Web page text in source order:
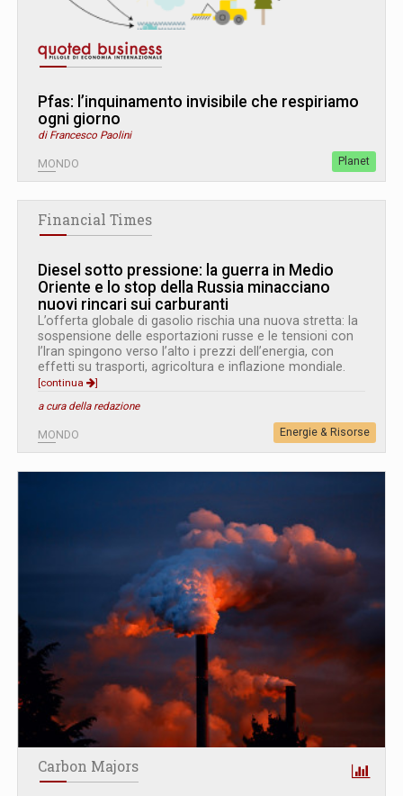
Pfas: l’inquinamento invisibile che respiriamo
ogni giorno
di Francesco Paolini
MONDO Planet
Financial Times
Diesel sotto pressione: la guerra in Medio
Oriente e lo stop della Russia minacciano
nuovi rincari sui carburanti
L’offerta globale di gasolio rischia una nuova stretta: la
sospensione delle esportazioni russe e le tensioni con
l’Iran spingono verso l’alto i prezzi dell’energia, con
effetti su trasporti, agricoltura e inflazione mondiale.
[continua
]
a cura della redazione
MONDO Energie & Risorse
Carbon Majors